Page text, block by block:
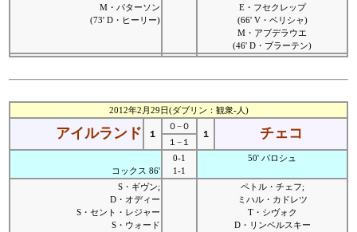
M・パターソン
(73' D・ヒーリー)
E・フセクレップ
(66' V・ベリシャ)
M・アブデラウエ
(46' D・ブラーテン)
2012年2月29日(ダブリン：観衆-人)
アイルランド １
０−０
１
チェコ
１−１
コックス 86'
0-1
1-1
50' バロシュ
S・ギヴン;
D・オディー
S・セント・レジャー
S・ウォード
ペトル・チェフ;
ミハル・カドレツ
T・シヴォク
D・リンベルスキー